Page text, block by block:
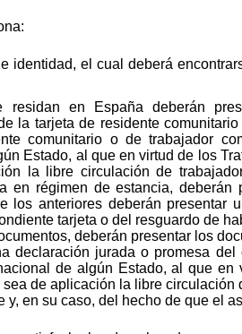
el cual deberá
en España deberán
la tarjeta de residente
comunitario o de trabajador
Estado, al que en virtud de los
la libre circulación de
en régimen de estancia,
los anteriores deberán presentar
tarjeta o del resguardo de
deberán presentar los
declaración jurada o promesa
de algún Estado, al que
de aplicación la libre
en su caso, del hecho de que el